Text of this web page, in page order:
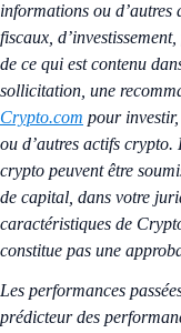
informations ou d’autres
fiscaux,
de ce qui est contenu
sollicitation, une
Crypto.com pour
ou d’autres actifs crypto.
crypto peuvent être
de capital, dans votre
caractéristiques de
constitue pas une
Les performances
prédicteur des